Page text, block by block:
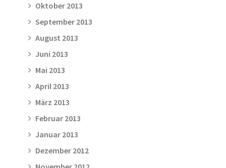
Oktober 2013
September 2013
August 2013
Juni 2013
Mai 2013
April 2013
März 2013
Februar 2013
Januar 2013
Dezember 2012